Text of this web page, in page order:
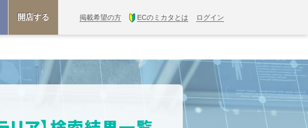
開店する 掲載希望の方 ECのミカタとは ログイン